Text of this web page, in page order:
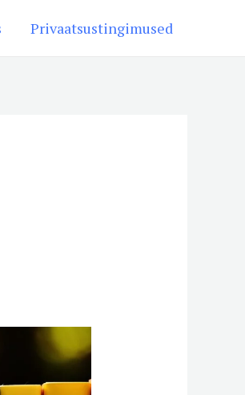
Privaatsustingimused